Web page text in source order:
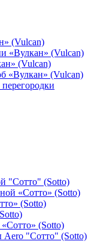
(Vulcan)
«Вулкан» (Vulcan)
(Vulcan)
«Вулкан» (Vulcan)
"Сотто" (Sotto)
«Сотто» (Sotto)
(Sotto)
(Sotto)
"Сотто" (Sotto)